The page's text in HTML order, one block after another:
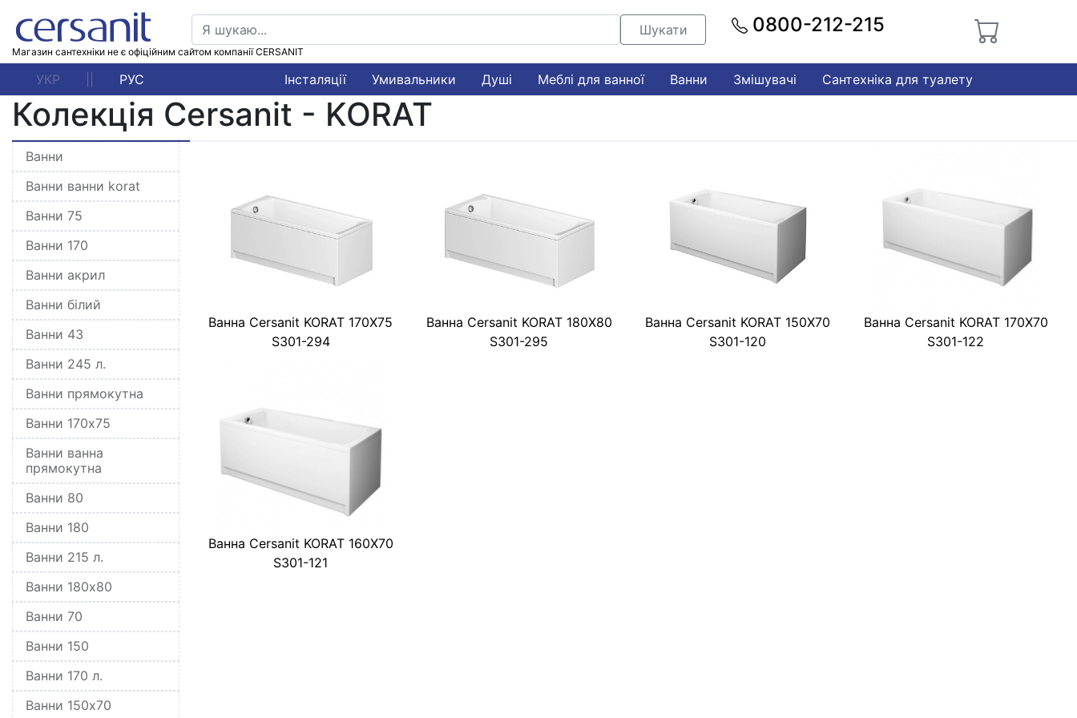
Магазин сантехніки не є офіційним сайтом компанії CERSANIT
Шукати 0800-212-215
УКР РУС Інсталяції Умивальники Душі Меблі для ванної Ванни Змішувачі Сантехніка для туалету
Колекція Cersanit - KORAT
Ванни
Ванни ванни korat
Ванни 75
Ванни 170
Ванни акрил
Ванни білий
Ванни 43
Ванни 245 л.
Ванни прямокутна
Ванни 170x75
Ванни ванна
прямокутна
Ванни 80
Ванни 180
Ванни 215 л.
Ванни 180x80
Ванни 70
Ванни 150
Ванни 170 л.
Ванни 150x70
Ванна Cersanit KORAT 170X75
S301-294
Ванна Cersanit KORAT 180X80
S301-295
Ванна Cersanit KORAT 150Х70
S301-120
Ванна Cersanit KORAT 170Х70
S301-122
Ванна Cersanit KORAT 160Х70
S301-121